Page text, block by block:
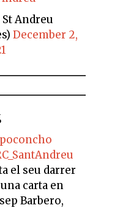
Andreu
December 2,
el seu darrer
carta en
Barbero,